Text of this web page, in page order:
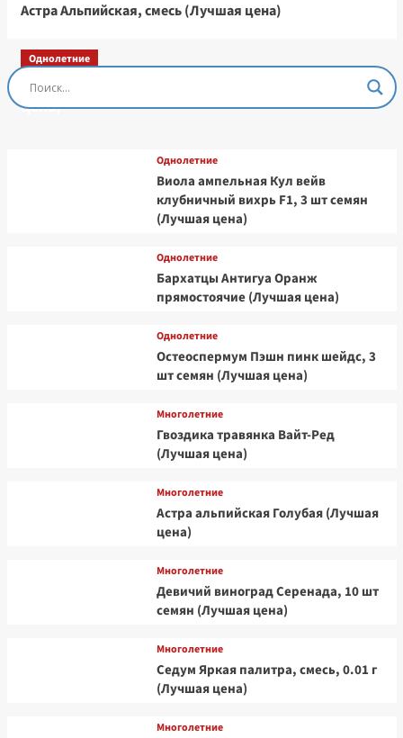
Астра Альпийская, смесь (Лучшая цена)
Однолетние
Остеоспермум Пэшн Роуз, 3 шт семян (Лучшая
цена)
Однолетние
Виола ампельная Кул вейв
клубничный вихрь F1, 3 шт семян
(Лучшая цена)
Однолетние
Бархатцы Антигуа Оранж
прямостоячие (Лучшая цена)
Однолетние
Остеоспермум Пэшн пинк шейдс, 3
шт семян (Лучшая цена)
Многолетние
Гвоздика травянка Вайт-Ред
(Лучшая цена)
Многолетние
Астра альпийская Голубая (Лучшая
цена)
Многолетние
Девичий виноград Серенада, 10 шт
семян (Лучшая цена)
Многолетние
Седум Яркая палитра, смесь, 0.01 г
(Лучшая цена)
Многолетние